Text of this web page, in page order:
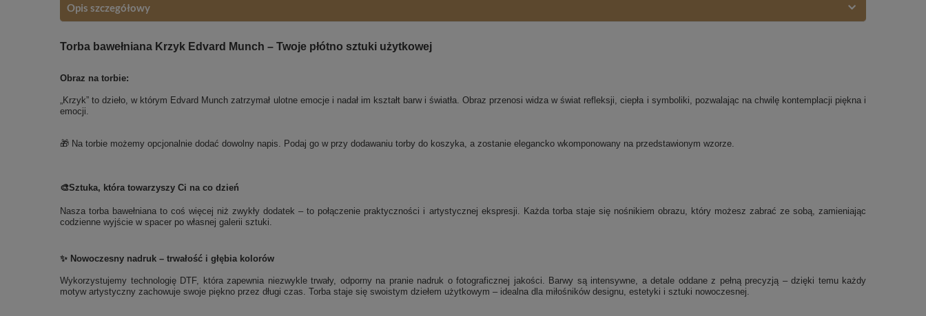
Opis szczegółowy
Torba bawełniana Krzyk Edvard Munch – Twoje płótno sztuki użytkowej
Obraz na torbie:
„Krzyk” to dzieło, w którym Edvard Munch zatrzymał ulotne emocje i nadał im kształt barw i światła. Obraz przenosi widza w świat refleksji, ciepła i symboliki, pozwalając na chwilę kontemplacji piękna i
emocji.
🎁 Na torbie możemy opcjonalnie dodać dowolny napis. Podaj go w przy dodawaniu torby do koszyka, a zostanie elegancko wkomponowany na przedstawionym wzorze.
🎨Sztuka, która towarzyszy Ci na co dzień
Nasza torba bawełniana to coś więcej niż zwykły dodatek – to połączenie praktyczności i artystycznej ekspresji. Każda torba staje się nośnikiem obrazu, który możesz zabrać ze sobą, zamieniając
codzienne wyjście w spacer po własnej galerii sztuki.
✨ Nowoczesny nadruk – trwałość i głębia kolorów
Wykorzystujemy technologię DTF, która zapewnia niezwykle trwały, odporny na pranie nadruk o fotograficznej jakości. Barwy są intensywne, a detale oddane z pełną precyzją – dzięki temu każdy
motyw artystyczny zachowuje swoje piękno przez długi czas. Torba staje się swoistym dziełem użytkowym – idealna dla miłośników designu, estetyki i sztuki nowoczesnej.